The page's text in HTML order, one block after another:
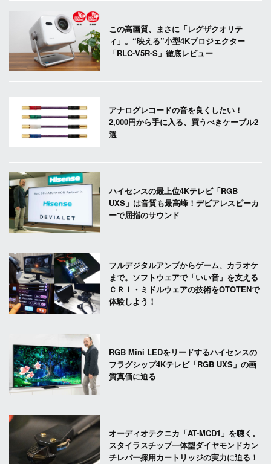
この高画質、まさに「レグザクオリテ
ィ」。“映える”小型4Kプロジェクター
「RLC-V5R-S」徹底レビュー
アナログレコードの音を良くしたい！
2,000円から手に入る、買うべきケーブル2
選
ハイセンスの最上位4Kテレビ「RGB
UXS」は音質も最高峰！デビアレスピーカ
ーで屈指のサウンド
フルデジタルアンプからゲーム、カラオケ
まで。ソフトウェアで「いい音」を支える
ＣＲＩ・ミドルウェアの技術をOTOTENで
体験しよう！
RGB Mini LEDをリードするハイセンスの
フラグシップ4Kテレビ「RGB UXS」の画
質真価に迫る
オーディオテクニカ「AT-MCD1」を聴く。
スタイラスチップ一体型ダイヤモンドカン
チレバー採用カートリッジの実力に迫る！